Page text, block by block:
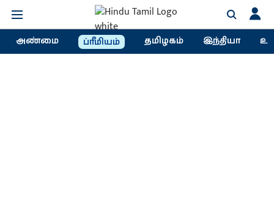
அண்மை ப்ரீமியம் தமிழகம் இந்தியா